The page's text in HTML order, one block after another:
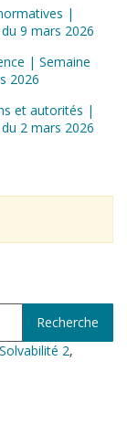
|
9 mars 2026
| Semaine
2026
et autorités |
2 mars 2026
Solvabilité 2,